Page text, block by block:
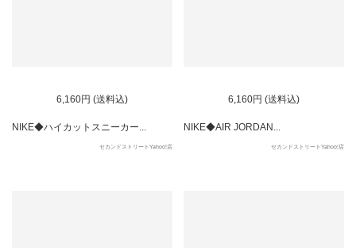
6,160円 (送料込)
NIKE◆ハイカットスニーカー...
セカンドストリートYahoo!店
6,160円 (送料込)
NIKE◆AIR JORDAN...
セカンドストリートYahoo!店